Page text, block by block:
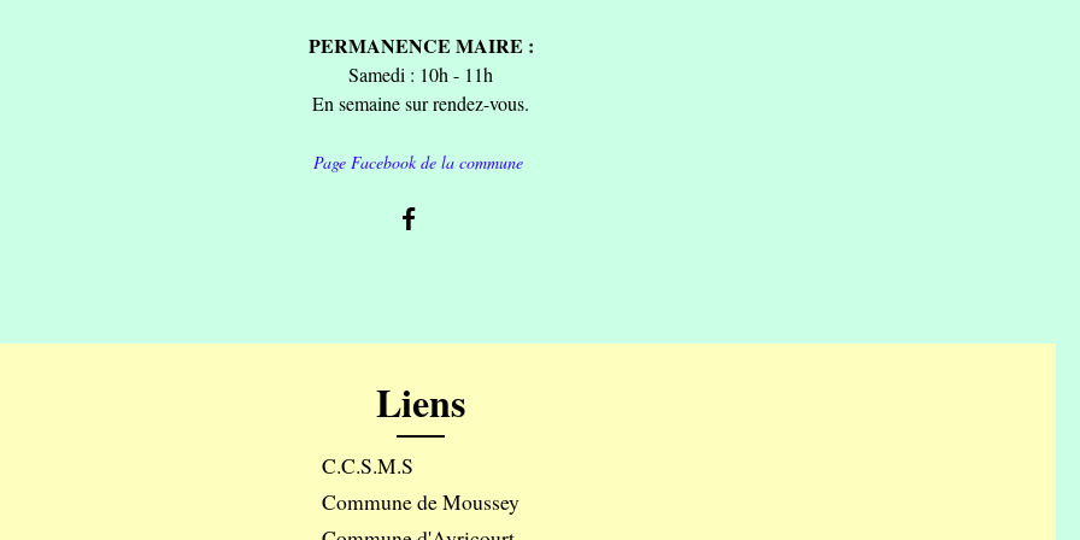
PERMANENCE MAIRE :
Samedi : 10h - 11h
En semaine sur rendez-vous.
Page Facebook de la commune
Liens
C.C.S.M.S
Commune de Moussey